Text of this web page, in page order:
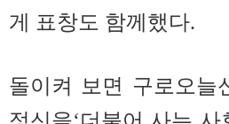
게 표창도 함께했다.
돌이켜 보면 구로오늘